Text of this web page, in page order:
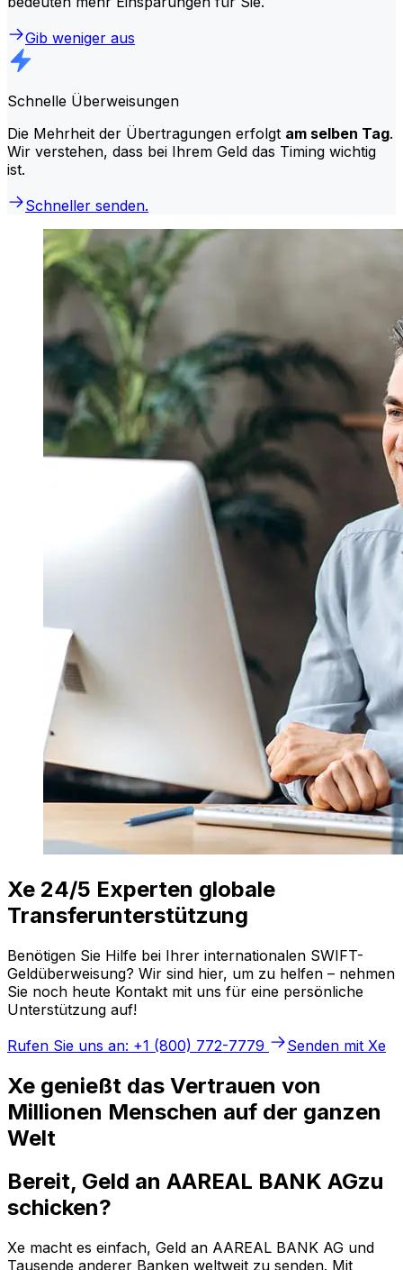
Gib weniger aus
Schnelle Überweisungen
Die Mehrheit der Übertragungen erfolgt am selben Tag.
Wir verstehen, dass bei Ihrem Geld das Timing wichtig
ist.
Schneller senden.
Xe 24/5 Experten globale
Transferunterstützung
Benötigen Sie Hilfe bei Ihrer internationalen SWIFT-
Geldüberweisung? Wir sind hier, um zu helfen – nehmen
Sie noch heute Kontakt mit uns für eine persönliche
Unterstützung auf!
Rufen Sie uns an: +1 (800) 772-7779
Senden mit Xe
Xe genießt das Vertrauen von
Millionen Menschen auf der ganzen
Welt
Bereit, Geld an AAREAL BANK AGzu
schicken?
Xe macht es einfach, Geld an AAREAL BANK AG und
Tausende anderer Banken weltweit zu senden. Mit